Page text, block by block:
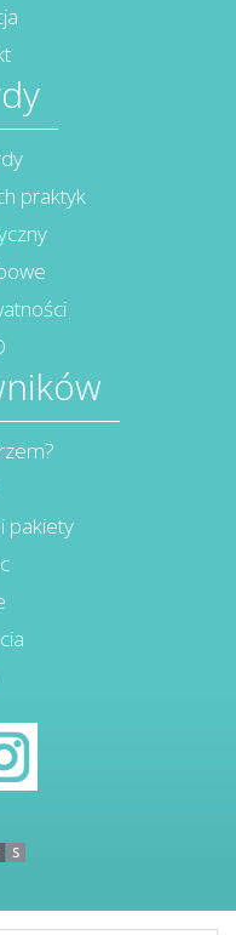
praktyk
pakiety